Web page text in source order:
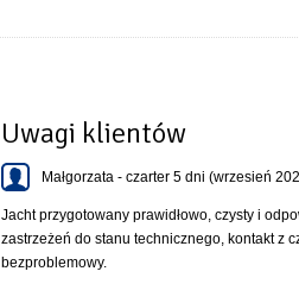
Uwagi klientów
Małgorzata - czarter 5 dni (wrzesień
Jacht przygotowany prawidłowo, czysty i
zastrzeżeń do stanu technicznego, kontakt z
bezproblemowy.